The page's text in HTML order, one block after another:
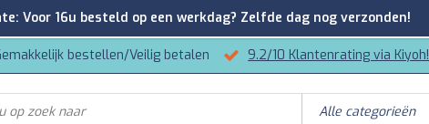
bestellen/Veilig betalen 9.2/10 Klantenrating via Kiyoh!
Voor 16u besteld op een werkdag? Zelfde dag nog verzonden!